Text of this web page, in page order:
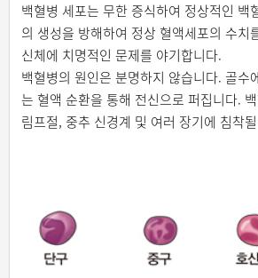
백혈병 세포는 무한 증식하여 정상적인 백
의 생성을 방해하여 정상 혈액세포의 수치
신체에 치명적인 문제를 야기합니다.
백혈병의 원인은 분명하지 않습니다. 골수
는 혈액 순환을 통해 전신으로 퍼집니다.
림프절, 중추 신경계 및 여러 장기에 침착